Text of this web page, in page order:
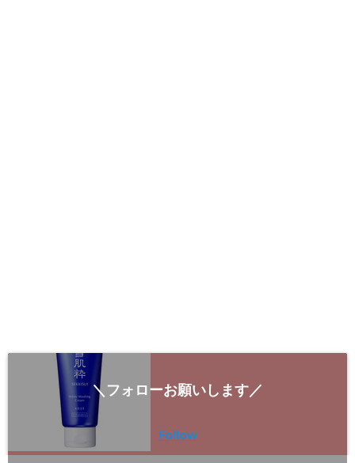
＼フォローお願いします／
Follow